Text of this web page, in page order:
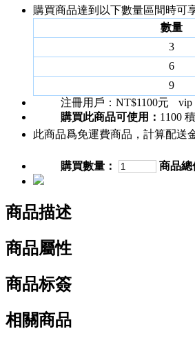
購買商品達到以下數量區間時可
數量
3
6
9
注冊用戶： NT$1100元 vip
購買此商品可使用： 1100
此商品爲免運費商品，計算配送
購買數量： 商品總
商品描述
商品屬性
商品标簽
相關商品